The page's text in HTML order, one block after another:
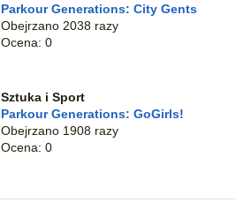
Parkour Generations: City Gents
Obejrzano 2038 razy
Ocena: 0
Sztuka i Sport
Parkour Generations: GoGirls!
Obejrzano 1908 razy
Ocena: 0